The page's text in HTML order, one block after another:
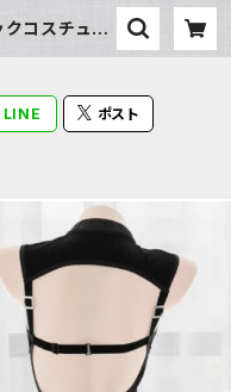
コスチュー
LINE ポスト